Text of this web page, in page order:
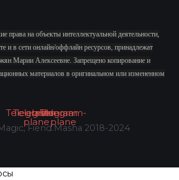
права на объекты интеллектуальной деятельности,
и в сети онлайн/оффлайн ресурсов, принадлежат
Марии Алексеевне. Запрещено копирование и
материалов в оригинальном или измененном
Telegram
Telegram-
plane
Vk
Instagram
Telegram-
plane
Fiend.Masha 2018-2024